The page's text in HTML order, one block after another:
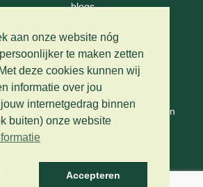
aan onze website nóg
te maken zetten
deze cookies kunnen wij
informatie over jou
internetgedrag binnen
buiten) onze website
Accepteren
blogs
contact
privacy
algemene voorwaarden